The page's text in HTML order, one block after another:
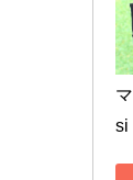
si